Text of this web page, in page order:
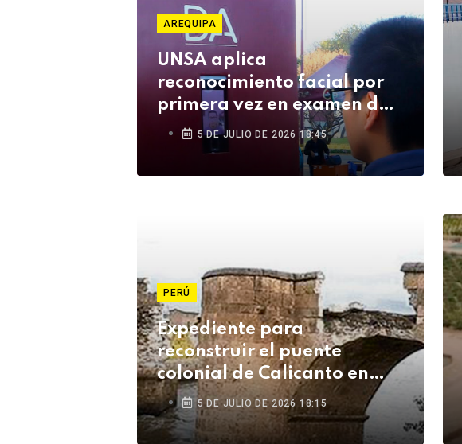
AREQUIPA
UNSA aplica
reconocimiento facial por
primera vez en examen del
Ceprunsa 2027
5 DE JULIO DE 2026 18:45
PERÚ
Expediente para
reconstruir el puente
colonial de Calicanto en
Lampa está listo tras seis
años
5 DE JULIO DE 2026 18:15